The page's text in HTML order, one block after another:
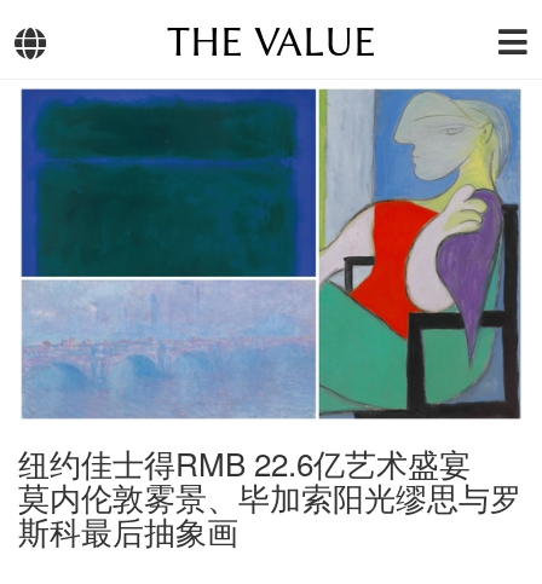
THE VALUE
纽约佳士得RMB 22.6亿艺术盛宴
莫内伦敦雾景、毕加索阳光缪思与罗
斯科最后抽象画